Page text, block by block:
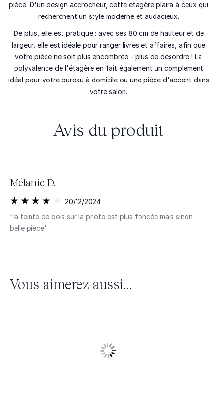
pièce. D'un design accrocheur, cette étagère plaira à ceux qui
recherchent un style moderne et audacieux.
De plus, elle est pratique : avec ses 80 cm de hauteur et de
largeur, elle est idéale pour ranger livres et affaires, afin que
votre pièce ne soit plus encombrée - plus de désordre ! La
polyvalence de l'étagère en fait également un complément
idéal pour votre bureau à domicile ou une pièce d'accent dans
votre salon.
Avis du produit
Mélanie D.
20/12/2024
"la teinte de bois sur la photo est plus foncée mais sinon
belle pièce"
Vous aimerez aussi...